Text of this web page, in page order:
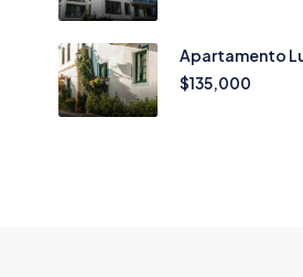
Apartamento
$135,000